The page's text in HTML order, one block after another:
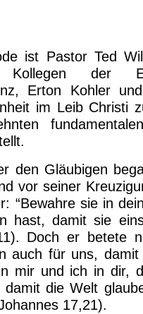
ist Pastor Ted
der
Erton Kohler
im Leib Christi
den Gläubigen
vor seiner
“Bewahre sie in
hast, damit sie
Doch er betete
auch für uns, damit
mir und ich in dir,
damit die Welt
17,21).